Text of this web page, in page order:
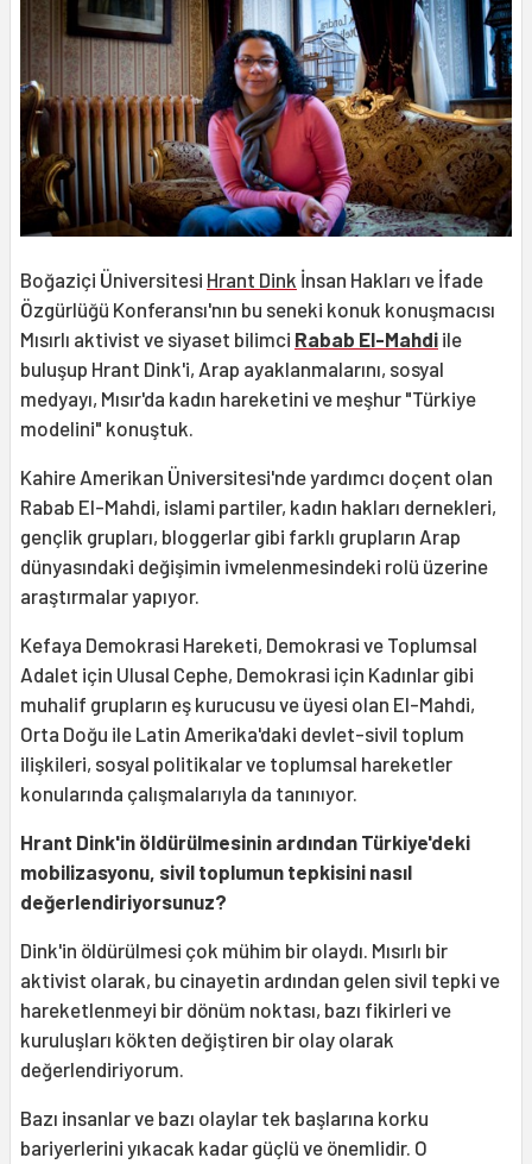
Boğaziçi Üniversitesi Hrant Dink İnsan Hakları ve İfade
Özgürlüğü Konferansı'nın bu seneki konuk konuşmacısı
Mısırlı aktivist ve siyaset bilimci Rabab El-Mahdi ile
buluşup Hrant Dink'i, Arap ayaklanmalarını, sosyal
medyayı, Mısır'da kadın hareketini ve meşhur "Türkiye
modelini" konuştuk.
Kahire Amerikan Üniversitesi'nde yardımcı doçent olan
Rabab El-Mahdi, islami partiler, kadın hakları dernekleri,
gençlik grupları, bloggerlar gibi farklı grupların Arap
dünyasındaki değişimin ivmelenmesindeki rolü üzerine
araştırmalar yapıyor.
Kefaya Demokrasi Hareketi, Demokrasi ve Toplumsal
Adalet için Ulusal Cephe, Demokrasi için Kadınlar gibi
muhalif grupların eş kurucusu ve üyesi olan El-Mahdi,
Orta Doğu ile Latin Amerika'daki devlet-sivil toplum
ilişkileri, sosyal politikalar ve toplumsal hareketler
konularında çalışmalarıyla da tanınıyor.
Hrant Dink'in öldürülmesinin ardından Türkiye'deki
mobilizasyonu, sivil toplumun tepkisini nasıl
değerlendiriyorsunuz?
Dink'in öldürülmesi çok mühim bir olaydı. Mısırlı bir
aktivist olarak, bu cinayetin ardından gelen sivil tepki ve
hareketlenmeyi bir dönüm noktası, bazı fikirleri ve
kuruluşları kökten değiştiren bir olay olarak
değerlendiriyorum.
Bazı insanlar ve bazı olaylar tek başlarına korku
bariyerlerini yıkacak kadar güçlü ve önemlidir. O